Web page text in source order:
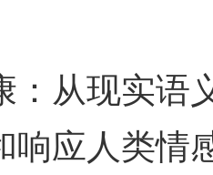
从现实语
响应人类情